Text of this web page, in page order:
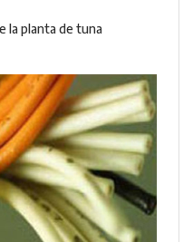
la planta de tuna